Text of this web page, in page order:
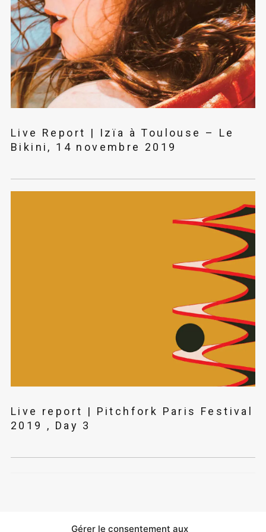
Gérer le consentement aux
Live Report | Izïa à Toulouse – Le
Bikini, 14 novembre 2019
Live report | Pitchfork Paris Festival
2019 , Day 3